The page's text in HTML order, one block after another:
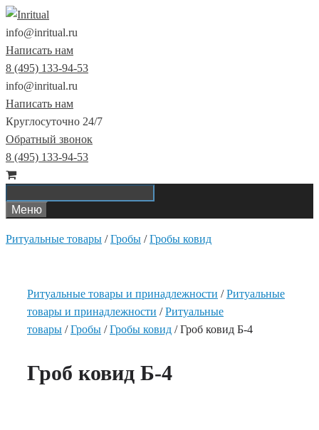
Перейти
к
содержимому
info@inritual.ru
Написать нам
8 (495) 133-94-53
info@inritual.ru
Написать нам
Круглосуточно 24/7
Обратный звонок
8 (495) 133-94-53
Меню
Ритуальные товары /Гробы /Гробы ковид
Ритуальные товары и принадлежности /Ритуальные
товары и принадлежности /Ритуальные
товары /Гробы /Гробы ковид / Гроб ковид Б-4
Гроб ковид Б-4